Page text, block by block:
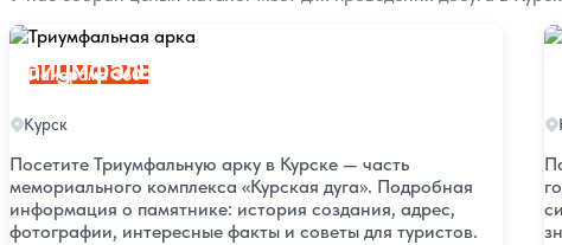
Триумфальная арка
Панорама 360°
Триумфальная арка
Курск
Посетите Триумфальную арку в Курске — часть
мемориального комплекса «Курская дуга». Подробная
информация о памятнике: история создания, адрес,
фотографии, интересные факты и советы для туристов.